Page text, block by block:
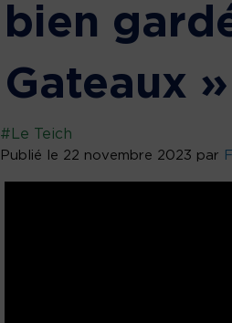
bien
Gateaux »
#Le Teich
Publié le 22 novembre 2023 par